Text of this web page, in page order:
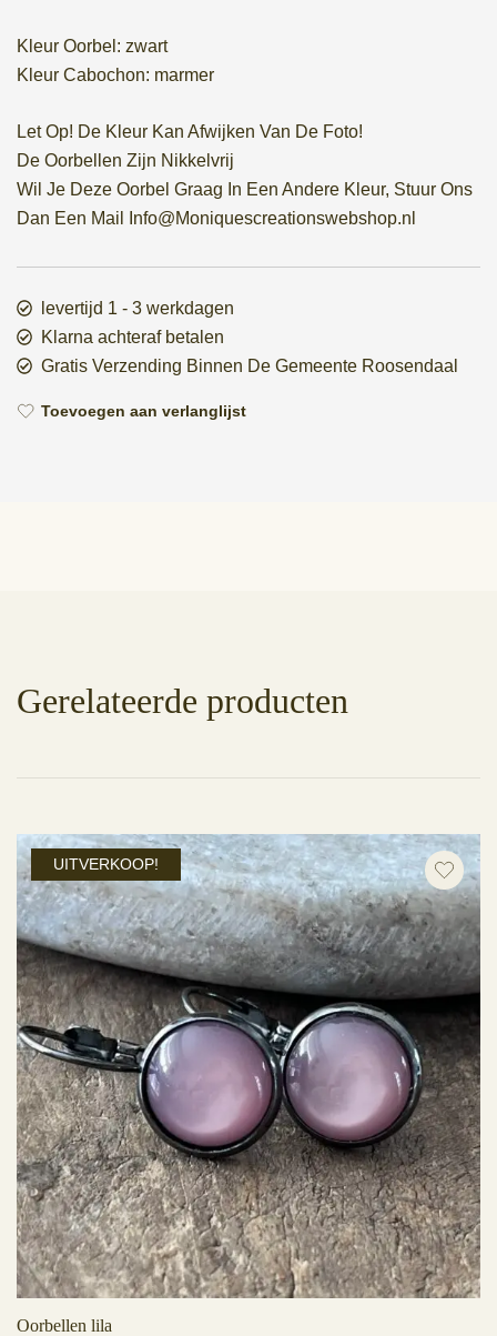
Kleur Oorbel: zwart
Kleur Cabochon: marmer
Let Op! De Kleur Kan Afwijken Van De Foto!
De Oorbellen Zijn Nikkelvrij
Wil Je Deze Oorbel Graag In Een Andere Kleur, Stuur Ons
Dan Een Mail Info@Moniquescreationswebshop.nl
levertijd 1 - 3 werkdagen
Klarna achteraf betalen
Gratis Verzending Binnen De Gemeente Roosendaal
Toevoegen aan verlanglijst
Gerelateerde producten
UITVERKOOP!
Oorbellen lila